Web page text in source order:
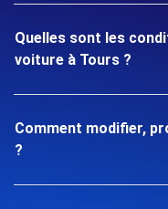
Quelles sont les
voiture à Tours ?
Comment modifier,
?